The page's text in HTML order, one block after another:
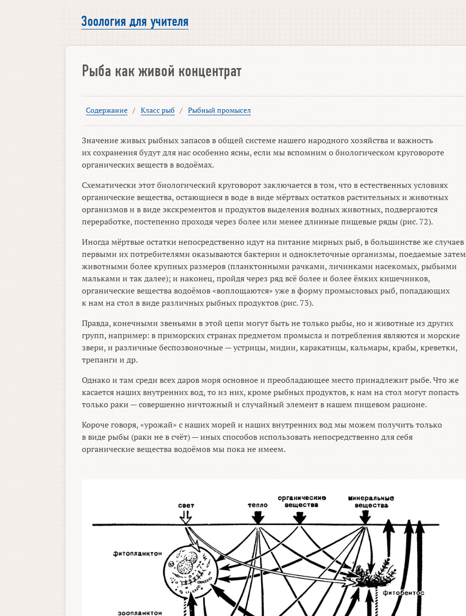
Зоология для учителя
Рыба как живой концентрат
Содержание / Класс рыб / Рыбный промысел
Значение живых рыбных запасов в общей системе нашего народного хозяйства и важность
их сохранения будут для нас особенно ясны, если мы вспомним о биологическом круговороте
органических веществ в водоёмах.
Схематически этот биологический круговорот заключается в том, что в естественных условиях
органические вещества, остающиеся в воде в виде мёртвых остатков растительных и животных
организмов и в виде экскрементов и продуктов выделения водных животных, подвергаются
переработке, постепенно проходя через более или менее длинные пищевые ряды (рис. 72).
Иногда мёртвые остатки непосредственно идут на питание мирных рыб, в большинстве же случаев
первыми их потребителями оказываются бактерии и одноклеточные организмы, поедаемые затем
животными более крупных размеров (планктонными рачками, личинками насекомых, рыбьими
мальками и так далее); и наконец, пройдя через ряд всё более и более ёмких кишечников,
органические вещества водоёмов «воплощаются» уже в форму промысловых рыб, попадающих
к нам на стол в виде различных рыбных продуктов (рис. 73).
Правда, конечными звеньями в этой цепи могут быть не только рыбы, но и животные из других
групп, например: в приморских странах предметом промысла и потребления являются и морские
звери, и различные беспозвоночные — устрицы, мидии, каракатицы, кальмары, крабы, креветки,
трепанги и др.
Однако и там среди всех даров моря основное и преобладающее место принадлежит рыбе. Что же
касается наших внутренних вод, то из них, кроме рыбных продуктов, к нам на стол могут попасть
только раки — совершенно ничтожный и случайный элемент в нашем пищевом рационе.
Короче говоря, «урожай» с наших морей и наших внутренних вод мы можем получить только
в виде рыбы (раки не в счёт) — иных способов использовать непосредственно для себя
органические вещества водоёмов мы пока не имеем.